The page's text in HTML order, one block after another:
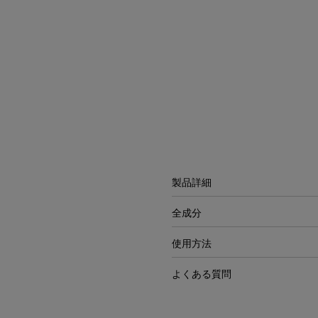
製品詳細
全成分
使用方法
よくある質問